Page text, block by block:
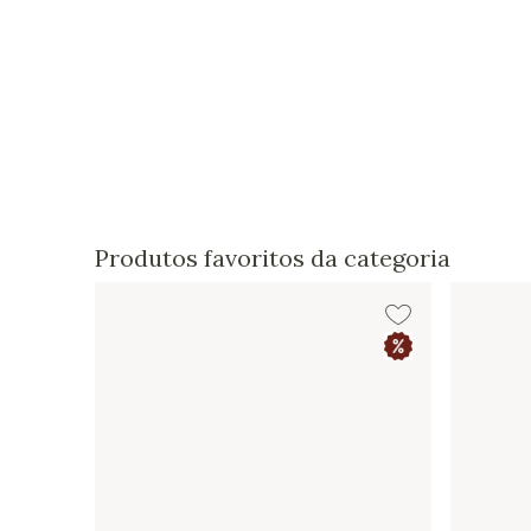
Produtos favoritos da categoria